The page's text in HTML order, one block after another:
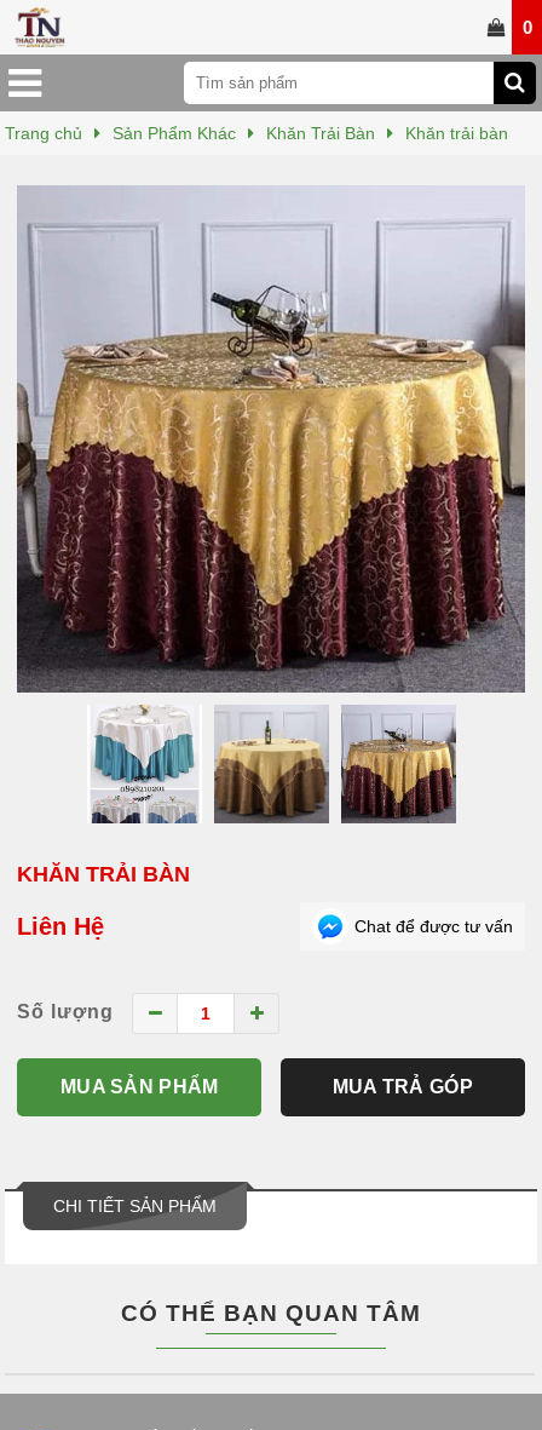
0
Trang chủ Sản Phẩm Khác Khăn Trải Bàn Khăn trải bàn
KHĂN TRẢI BÀN
Liên Hệ Chat để được tư vấn
Số lượng
MUA SẢN PHẨM MUA TRẢ GÓP
CHI TIẾT SẢN PHẨM
CÓ THỂ BẠN QUAN TÂM